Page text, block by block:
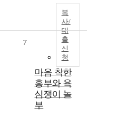
복
사/
대
출
신
청
7
마음 착한
흥부와 욕
심쟁이 놀
부